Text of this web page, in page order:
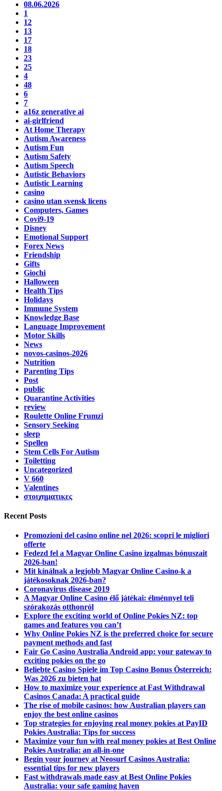
08.06.2026
1
12
13
17
18
23
25
4
48
6
7
a16z generative ai
ai-girlfriend
At Home Therapy
Autism Awareness
Autism Fun
Autism Safety
Autism Speech
Autistic Behaviors
Autistic Learning
casino
casino utan svensk licens
Computers, Games
Covi9-19
Disney
Emotional Support
Forex News
Friendship
Gifts
Giochi
Halloween
Health Tips
Holidays
Immune System
Knowledge Base
Language Improvement
Motor Skills
News
novos-casinos-2026
Nutrition
Parenting Tips
Post
public
Quarantine Activities
review
Roulette Online Frumzi
Sensory Seeking
sleep
Spellen
Stem Cells For Autism
Toiletting
Uncategorized
V 660
Valentines
στοιχηματικες
Recent Posts
Promozioni del casino online nel 2026: scopri le migliori
offerte
Fedezd fel a Magyar Online Casino izgalmas bónuszait
2026-ban!
Mit kínálnak a legjobb Magyar Online Casino-k a
játékosoknak 2026-ban?
Coronavirus disease 2019
A Magyar Online Casino élő játékai: élménnyel teli
szórakozás otthonról
Explore the exciting world of Online Pokies NZ: top
games and features you can’t
Why Online Pokies NZ is the preferred choice for secure
payment methods and fast
Fair Go Casino Australia Android app: your gateway to
exciting pokies on the go
Beliebte Casino Spiele im Top Casino Bonus Österreich:
Was 2026 zu bieten hat
How to maximize your experience at Fast Withdrawal
Casinos Canada: A practical guide
The rise of mobile casinos: how Australian players can
enjoy the best online casinos
Top strategies for enjoying real money pokies at PayID
Pokies Australia: Tips for success
Maximize your fun with real money pokies at Best Online
Pokies Australia: an all-in-one
Begin your journey at Neosurf Casinos Australia:
essential tips for new players
Fast withdrawals made easy at Best Online Pokies
Australia: your safe gaming haven